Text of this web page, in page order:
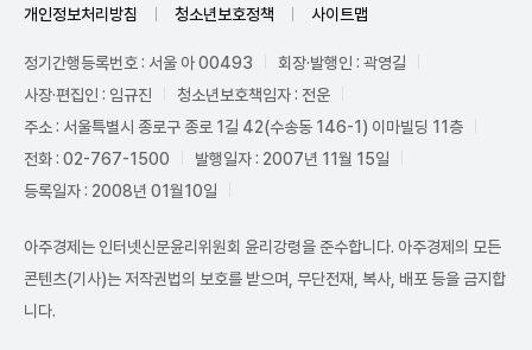
개인정보처리방침 청소년보호정책 사이트맵
정기간행등록번호 : 서울 아 00493
회장·발행인 : 곽영길
사장·편집인 : 임규진
청소년보호책임자 : 전운
주소 : 서울특별시 종로구 종로 1길 42(수송동 146-1) 이마빌딩 11층
전화 : 02-767-1500
발행일자 : 2007년 11월 15일
등록일자 : 2008년 01월10일
아주경제는 인터넷신문윤리위원회 윤리강령을 준수합니다. 아주경제의 모든
콘텐츠(기사)는 저작권법의 보호를 받으며, 무단전재, 복사, 배포 등을 금지합
니다.